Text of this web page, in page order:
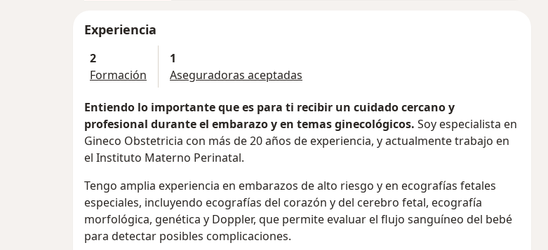
Experiencia
2
Formación
1
Aseguradoras aceptadas
Entiendo lo importante que es para ti recibir un cuidado cercano y
profesional durante el embarazo y en temas ginecológicos. Soy especialista en
Gineco Obstetricia con más de 20 años de experiencia, y actualmente trabajo en
el Instituto Materno Perinatal.
Tengo amplia experiencia en embarazos de alto riesgo y en ecografías fetales
especiales, incluyendo ecografías del corazón y del cerebro fetal, ecografía
morfológica, genética y Doppler, que permite evaluar el flujo sanguíneo del bebé
para detectar posibles complicaciones.